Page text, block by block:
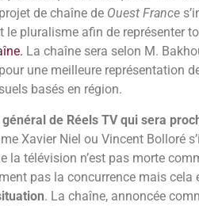
de chaîne de Ouest France
pluralisme afin de représenter
La chaîne sera selon M.
pour une meilleure représentation
basés en région.
de Réels TV qui sera
Xavier Niel ou Vincent Bolloré
télévision n’est pas morte
pas la concurrence mais cela
. La chaîne, annoncée